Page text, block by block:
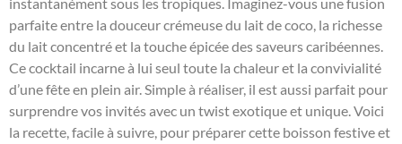
instantanément sous les tropiques. Imaginez-vous une fusion
parfaite entre la douceur crémeuse du lait de coco, la richesse
du lait concentré et la touche épicée des saveurs caribéennes.
Ce cocktail incarne à lui seul toute la chaleur et la convivialité
d’une fête en plein air. Simple à réaliser, il est aussi parfait pour
surprendre vos invités avec un twist exotique et unique. Voici
la recette, facile à suivre, pour préparer cette boisson festive et